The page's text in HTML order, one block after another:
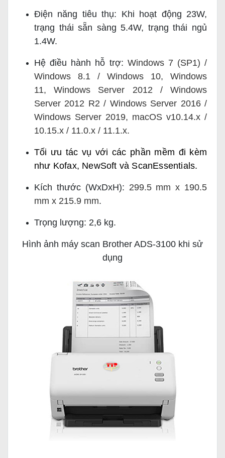
Điện năng tiêu thụ: Khi hoạt động 23W,
trạng thái sẵn sàng 5.4W, trạng thái ngủ
1.4W.
Hệ điều hành hỗ trợ: Windows 7 (SP1) /
Windows 8.1 / Windows 10, Windows
11,Windows Server 2012 / Windows
Server 2012 R2 / Windows Server 2016 /
Windows Server 2019, macOS v10.14.x /
10.15.x / 11.0.x / 11.1.x.
Tối ưu tác vụ với các phần mềm đi kèm
như Kofax, NewSoft và ScanEssentials.
Kích thước (WxDxH): 299.5 mm x 190.5
mm x 215.9 mm.
Trọng lượng: 2,6 kg.
Hình ảnh máy scan Brother ADS-3100 khi sử
dụng